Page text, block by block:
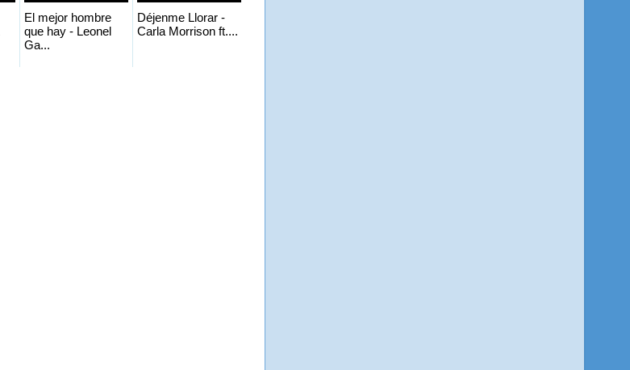
El mejor hombre
que hay - Leonel
Ga...
Déjenme Llorar -
Carla Morrison ft....